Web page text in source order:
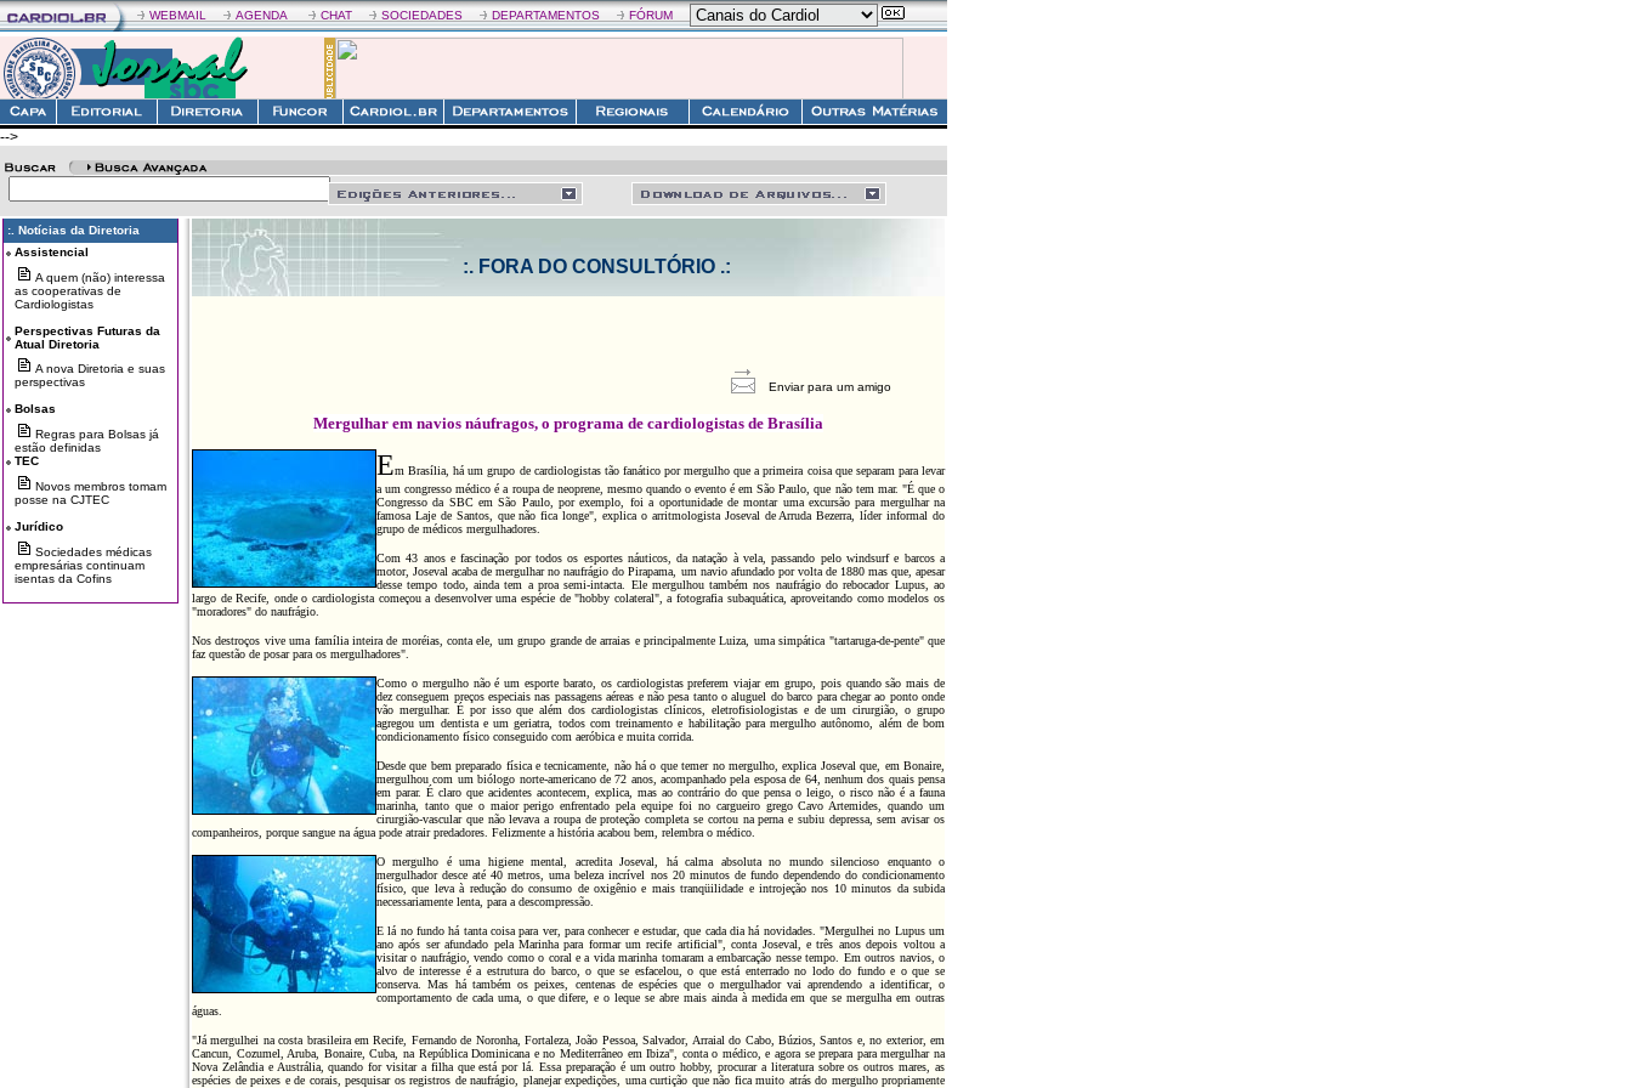
WEBMAIL AGENDA CHAT SOCIEDADES DEPARTAMENTOS FÓRUM
-->
:. Notícias da Diretoria
Assistencial
A quem (não) interessa
as cooperativas de
Cardiologistas
Perspectivas Futuras da
Atual Diretoria
A nova Diretoria e suas
perspectivas
Bolsas
Regras para Bolsas já
estão definidas
TEC
Novos membros tomam
posse na CJTEC
Jurídico
Sociedades médicas
empresárias continuam
isentas da Cofins
:. FORA DO CONSULTÓRIO .:
Enviar para um amigo
Mergulhar em navios náufragos, o programa de cardiologistas de Brasília
Em Brasília, há um grupo de cardiologistas tão fanático por mergulho que a primeira coisa que separam para levar
a um congresso médico é a roupa de neoprene, mesmo quando o evento é em São Paulo, que não tem mar. "É que o
Congresso da SBC em São Paulo, por exemplo, foi a oportunidade de montar uma excursão para mergulhar na
famosa Laje de Santos, que não fica longe", explica o arritmologista Joseval de Arruda Bezerra, líder informal do
grupo de médicos mergulhadores.
Com 43 anos e fascinação por todos os esportes náuticos, da natação à vela, passando pelo windsurf e barcos a
motor, Joseval acaba de mergulhar no naufrágio do Pirapama, um navio afundado por volta de 1880 mas que, apesar
desse tempo todo, ainda tem a proa semi-intacta. Ele mergulhou também nos naufrágio do rebocador Lupus, ao
largo de Recife, onde o cardiologista começou a desenvolver uma espécie de "hobby colateral", a fotografia subaquática, aproveitando como modelos os
"moradores" do naufrágio.
Nos destroços vive uma família inteira de moréias, conta ele, um grupo grande de arraias e principalmente Luiza, uma simpática "tartaruga-de-pente" que
faz questão de posar para os mergulhadores".
Como o mergulho não é um esporte barato, os cardiologistas preferem viajar em grupo, pois quando são mais de
dez conseguem preços especiais nas passagens aéreas e não pesa tanto o aluguel do barco para chegar ao ponto onde
vão mergulhar. É por isso que além dos cardiologistas clínicos, eletrofisiologistas e de um cirurgião, o grupo
agregou um dentista e um geriatra, todos com treinamento e habilitação para mergulho autônomo, além de bom
condicionamento físico conseguido com aeróbica e muita corrida.
Desde que bem preparado física e tecnicamente, não há o que temer no mergulho, explica Joseval que, em Bonaire,
mergulhou com um biólogo norte-americano de 72 anos, acompanhado pela esposa de 64, nenhum dos quais pensa
em parar. É claro que acidentes acontecem, explica, mas ao contrário do que pensa o leigo, o risco não é a fauna
marinha, tanto que o maior perigo enfrentado pela equipe foi no cargueiro grego Cavo Artemides, quando um
cirurgião-vascular que não levava a roupa de proteção completa se cortou na perna e subiu depressa, sem avisar os
companheiros, porque sangue na água pode atrair predadores. Felizmente a história acabou bem, relembra o médico.
O mergulho é uma higiene mental, acredita Joseval, há calma absoluta no mundo silencioso enquanto o
mergulhador desce até 40 metros, uma beleza incrível nos 20 minutos de fundo dependendo do condicionamento
físico, que leva à redução do consumo de oxigênio e mais tranqüilidade e introjeção nos 10 minutos da subida
necessariamente lenta, para a descompressão.
E lá no fundo há tanta coisa para ver, para conhecer e estudar, que cada dia há novidades. "Mergulhei no Lupus um
ano após ser afundado pela Marinha para formar um recife artificial", conta Joseval, e três anos depois voltou a
visitar o naufrágio, vendo como o coral e a vida marinha tomaram a embarcação nesse tempo. Em outros navios, o
alvo de interesse é a estrutura do barco, o que se esfacelou, o que está enterrado no lodo do fundo e o que se
conserva. Mas há também os peixes, centenas de espécies que o mergulhador vai aprendendo a identificar, o
comportamento de cada uma, o que difere, e o leque se abre mais ainda à medida em que se mergulha em outras
águas.
"Já mergulhei na costa brasileira em Recife, Fernando de Noronha, Fortaleza, João Pessoa, Salvador, Arraial do Cabo, Búzios, Santos e, no exterior, em
Cancun, Cozumel, Aruba, Bonaire, Cuba, na República Dominicana e no Mediterrâneo em Ibiza", conta o médico, e agora se prepara para mergulhar na
Nova Zelândia e Austrália, quando for visitar a filha que está por lá. Essa preparação é um outro hobby, procurar a literatura sobre os outros mares, as
espécies de peixes e de corais, pesquisar os registros de naufrágio, planejar expedições, uma curtição que não fica muito atrás do mergulho propriamente